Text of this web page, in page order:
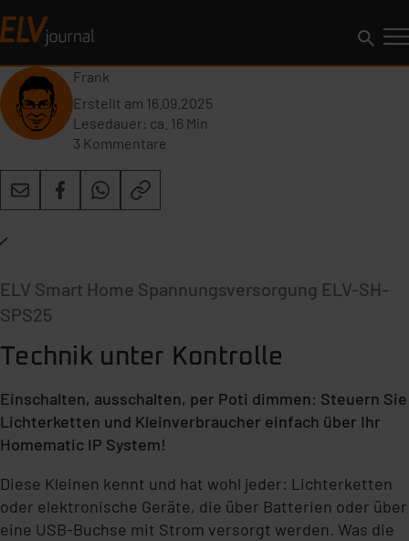
Frank
Erstellt am 16.09.2025
Lesedauer: ca. 16 Min
3 Kommentare
ELV Smart Home Spannungsversorgung ELV-SH-
SPS25
Technik unter Kontrolle
Einschalten, ausschalten, per Poti dimmen: Steuern Sie
Lichterketten und Kleinverbraucher einfach über Ihr
Homematic IP System!
Diese Kleinen kennt und hat wohl jeder: Lichterketten
oder elektronische Geräte, die über Batterien oder über
eine USB-Buchse mit Strom versorgt werden. Was die